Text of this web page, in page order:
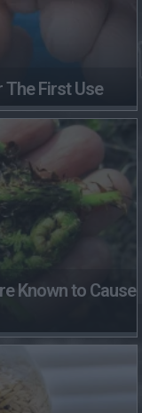
The First Use
Known to Cause